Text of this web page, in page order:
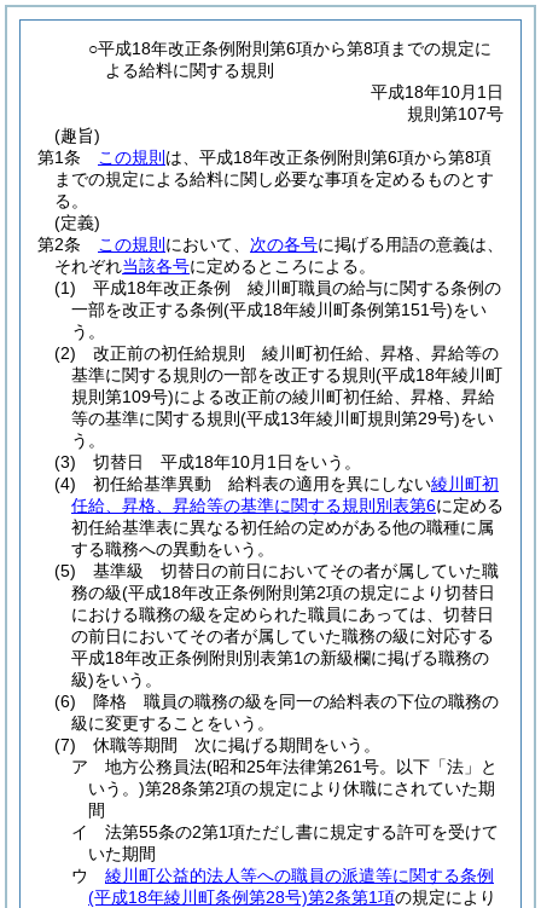
○平成18年改正条例附則第6項から第8項までの規定に
よる給料に関する規則
平成18年10月1日
規則第107号
(趣旨)
第1条
この規則 は、平成18年改正条例附則第6項から第8項
までの規定による給料に関し必要な事項を定めるものとす
る。
(定義)
第2条
この規則 において、 次の各号に掲げる用語の意義は、
それぞれ当該各号に定めるところによる。
(1)
平成18年改正条例 綾川町職員の給与に関する条例の
一部を改正する条例(平成18年綾川町条例第151号)をい
う。
(2)
改正前の初任給規則 綾川町初任給、昇格、昇給等の
基準に関する規則の一部を改正する規則 (平成18年綾川町
規則第109号)による改正前の綾川町初任給、昇格、昇給
等の基準に関する規則 (平成13年綾川町規則第29号)をい
う。
(3)
切替日 平成18年10月1日をいう。
(4)
初任給基準異動 給料表の適用を異にしない綾川町初
任給、昇格、昇給等の基準に関する規則別表第6に定める
初任給基準表に異なる初任給の定めがある他の職種に属
する職務への異動をいう。
(5)
基準級 切替日の前日においてその者が属していた職
務の級(平成18年改正条例附則第2項の規定により切替日
における職務の級を定められた職員にあっては、切替日
の前日においてその者が属していた職務の級に対応する
平成18年改正条例附則別表第1の新級欄に掲げる職務の
級)をいう。
(6)
降格 職員の職務の級を同一の給料表の下位の職務の
級に変更することをいう。
(7)
休職等期間 次に掲げる期間をいう。
ア
地方公務員法(昭和25年法律第261号。以下「法」と
いう。)第28条第2項の規定により休職にされていた期
間
イ
法第55条の2第1項ただし書に規定する許可を受けて
いた期間
ウ
綾川町公益的法人等への職員の派遣等に関する条例
(平成18年綾川町条例第28号)第2条第1項の規定により